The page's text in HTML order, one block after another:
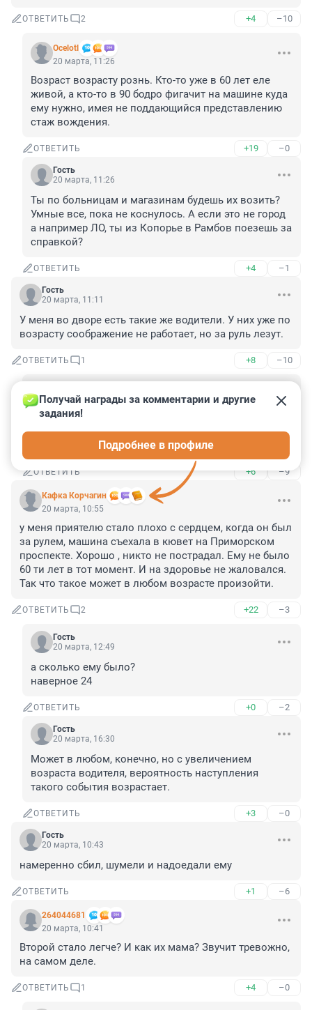
ОТВЕТИТЬ 2 +4 –10
Ocelotl
20 марта, 11:26
Возраст возрасту рознь. Кто-то уже в 60 лет еле
живой, а кто-то в 90 бодро фигачит на машине куда
ему нужно, имея не поддающийся представлению
стаж вождения.
ОТВЕТИТЬ +19 –0
Гость
20 марта, 11:26
Ты по больницам и магазинам будешь их возить?
Умные все, пока не коснулось. А если это не город
а например ЛО, ты из Копорье в Рамбов поезешь за
справкой?
ОТВЕТИТЬ +4 –1
Гость
20 марта, 11:11
У меня во дворе есть такие же водители. У них уже по
возрасту соображение не работает, но за руль лезут.
ОТВЕТИТЬ 1 +8 –10
20 марта, 11:38
В любом дворе такие есть. Абсолютно
неадекватное поведение уже, с трудом себя то
обслуживают, но за руль садятся
ОТВЕТИТЬ +6 –9
Кафка Корчагин
Получай награды за комментарии и другие
задания!
Подробнее в профиле
20 марта, 10:55
у меня приятелю стало плохо с сердцем, когда он был
за рулем, машина съехала в кювет на Приморском
проспекте. Хорошо , никто не пострадал. Ему не было
60 ти лет в тот момент. И на здоровье не жаловался.
Так что такое может в любом возрасте произойти.
ОТВЕТИТЬ 2 +22 –3
Гость
20 марта, 12:49
а сколько ему было?
наверное 24
ОТВЕТИТЬ +0 –2
Гость
20 марта, 16:30
Может в любом, конечно, но с увеличением
возраста водителя, вероятность наступления
такого события возрастает.
ОТВЕТИТЬ +3 –0
Гость
20 марта, 10:43
намеренно сбил, шумели и надоедали ему
ОТВЕТИТЬ +1 –6
264044681
20 марта, 10:41
Второй стало легче? И как их мама? Звучит тревожно,
на самом деле.
ОТВЕТИТЬ 1 +4 –0